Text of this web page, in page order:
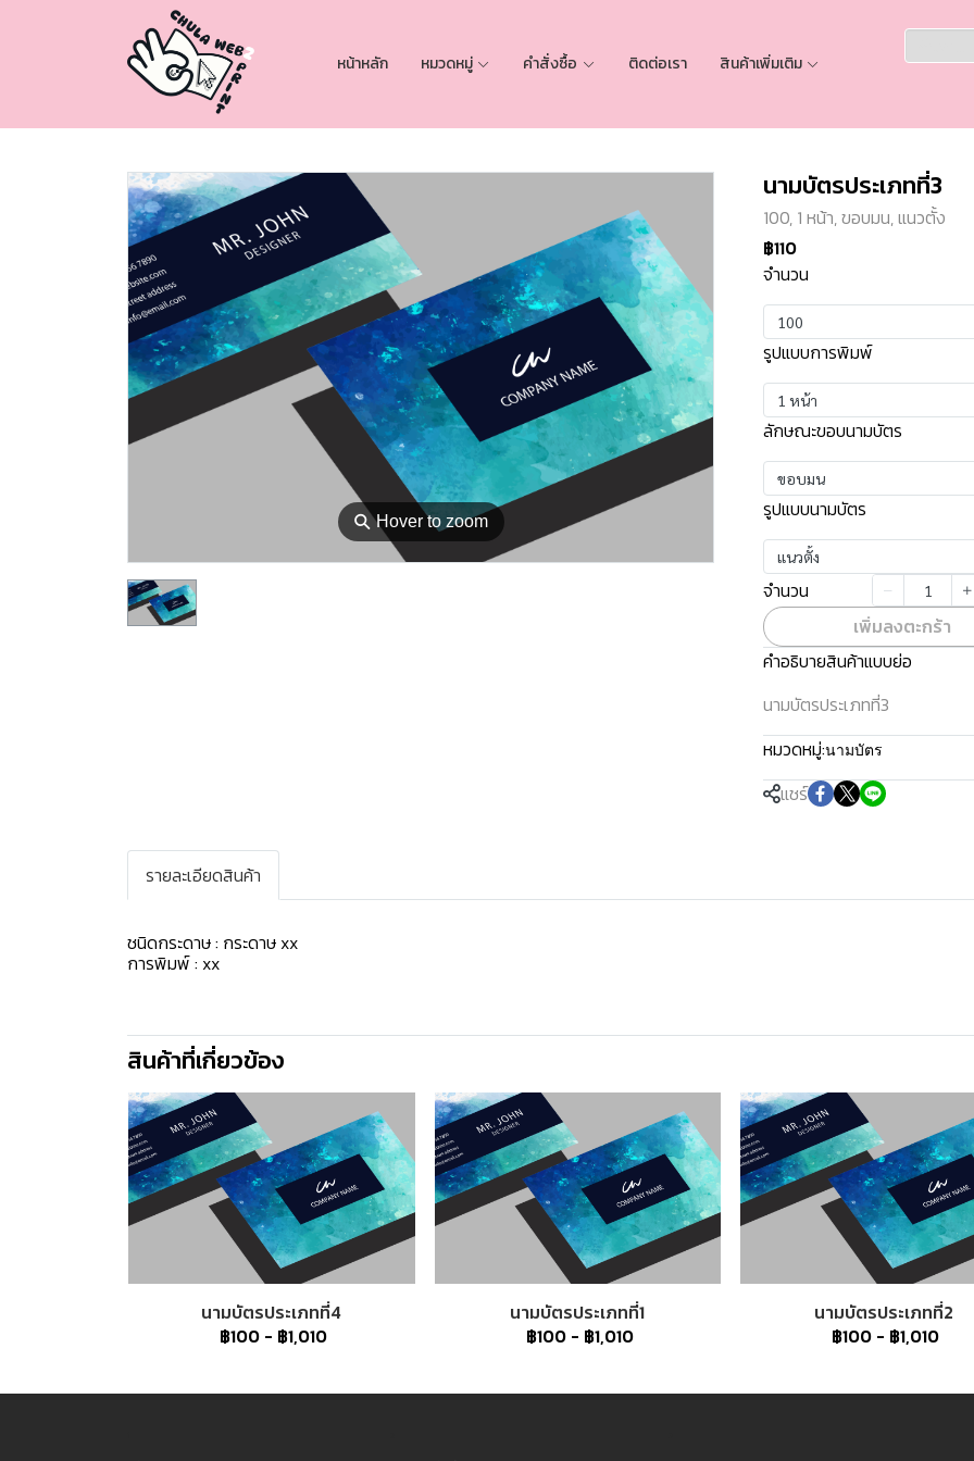
หน้าหลัก หมวดหมู่ คำสั่งซื้อ ติดต่อเรา สินค้าเพิ่มเติม
⚲Hover to zoom
นามบัตรประเภทที่3
100, 1 หน้า, ขอบมน, แนวตั้ง
฿110
จำนวน
100
รูปแบบการพิมพ์
1 หน้า
ลักษณะขอบนามบัตร
ขอบมน
รูปแบบนามบัตร
แนวตั้ง
จำนวน
เพิ่มลงตะกร้า
คำอธิบายสินค้าแบบย่อ
นามบัตรประเภทที่3
หมวดหมู่:นามบัตร
แชร์
รายละเอียดสินค้า
ชนิดกระดาษ : กระดาษ xx
การพิมพ์ : xx
สินค้าที่เกี่ยวข้อง
นามบัตรประเภทที่4
฿100 - ฿1,010
นามบัตรประเภทที่1
฿100 - ฿1,010
นามบัตรประเภทที่2
฿100 - ฿1,010